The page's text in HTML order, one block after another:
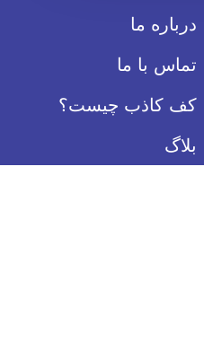
درباره ما
تماس با ما
کف کاذب چیست؟
بلاگ